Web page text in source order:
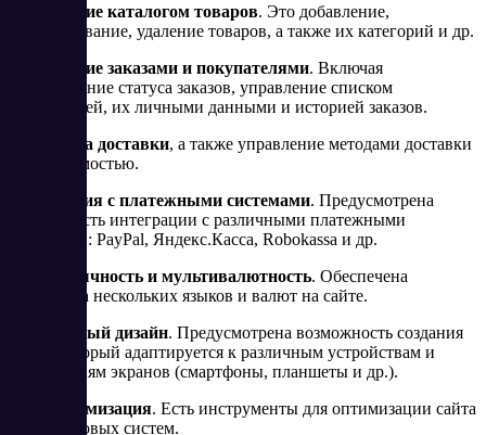
​Управление каталогом товаров. Это добавление,
редактирование, удаление товаров, а также их категорий и др.
Управление заказами и покупателями. Включая
отслеживание статуса заказов, управление списком
покупателей, их личными данными и историей заказов.
Настройка доставки, а также управление методами доставки
и их стоимостью.
Интеграция с платежными системами. Предусмотрена
возможность интеграции с различными платежными
системами: PayPal, Яндекс.Касса, Robokassa и др.
Многоязычность и мультивалютность. Обеспечена
поддержка нескольких языков и валют на сайте.
Адаптивный дизайн. Предусмотрена возможность создания
сайта, который адаптируется к различным устройствам и
разрешениям экранов (смартфоны, планшеты и др.).
SEO-оптимизация. Есть инструменты для оптимизации сайта
для поисковых систем.